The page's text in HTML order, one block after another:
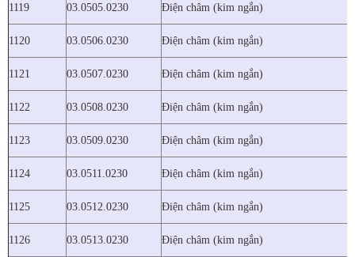
1119 03.0505.0230 Điện châm (kim ngắn)
1120 03.0506.0230 Điện châm (kim ngắn)
1121 03.0507.0230 Điện châm (kim ngắn)
1122 03.0508.0230 Điện châm (kim ngắn)
1123 03.0509.0230 Điện châm (kim ngắn)
1124 03.0511.0230 Điện châm (kim ngắn)
1125 03.0512.0230 Điện châm (kim ngắn)
1126 03.0513.0230 Điện châm (kim ngắn)